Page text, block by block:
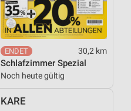
30,2 km
Schlafzimmer Spezial
Noch heute gültig
KARE